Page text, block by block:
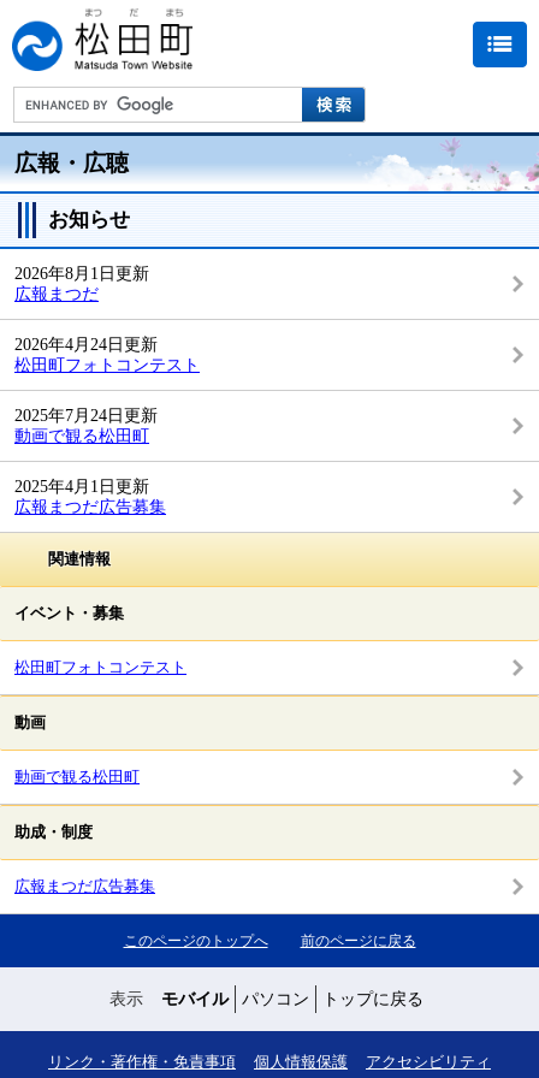
広報・広聴
お知らせ
2026年8月1日更新
広報まつだ
2026年4月24日更新
松田町フォトコンテスト
2025年7月24日更新
動画で観る松田町
2025年4月1日更新
広報まつだ広告募集
関連情報
イベント・募集
松田町フォトコンテスト
動画
動画で観る松田町
助成・制度
広報まつだ広告募集
このページのトップへ 前のページに戻る
表示 モバイル パソコン トップに戻る
リンク・著作権・免責事項 個人情報保護 アクセシビリティ